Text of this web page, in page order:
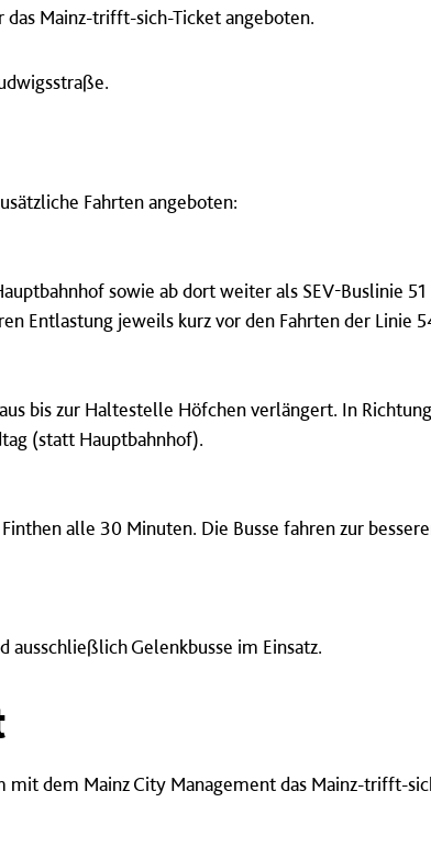
Mainz-trifft-sich-Ticket angeboten.
Fahrten angeboten:
sowie ab dort weiter als SEV-Buslinie
Entlastung jeweils kurz vor den Fahrten der Linie
bis zur Haltestelle Höfchen verlängert. In
(statt Hauptbahnhof).
alle 30 Minuten. Die Busse fahren zur
Gelenkbusse im Einsatz.
dem Mainz City Management das Mainz-trifft-